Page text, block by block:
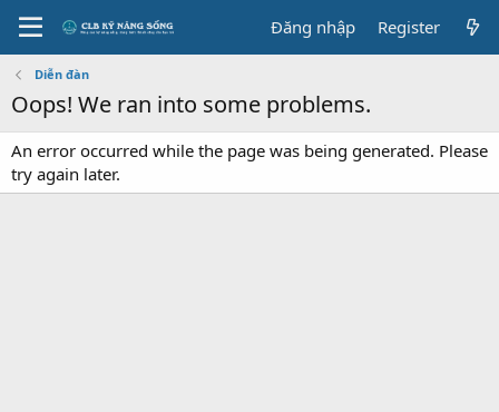
Đăng nhập Register
Diễn đàn
Oops! We ran into some problems.
An error occurred while the page was being generated. Please
try again later.